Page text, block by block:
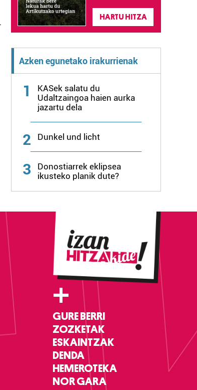
HARTU HITZA
Azken egunetako irakurrienak
1
KASek salatu du
Udaltzaingoa haien aurka
jazartu dela
2 Dunkel und licht
3
Donostiarrek eklipsea
ikusteko planik dute?
+
GURE BERRI
ZOZKETAK
ESKAINTZAK
DENDA
HEMEROTEKA
NOR GARA